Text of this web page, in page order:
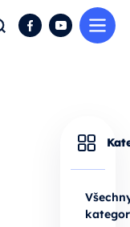
Hledat FacebookYouTube